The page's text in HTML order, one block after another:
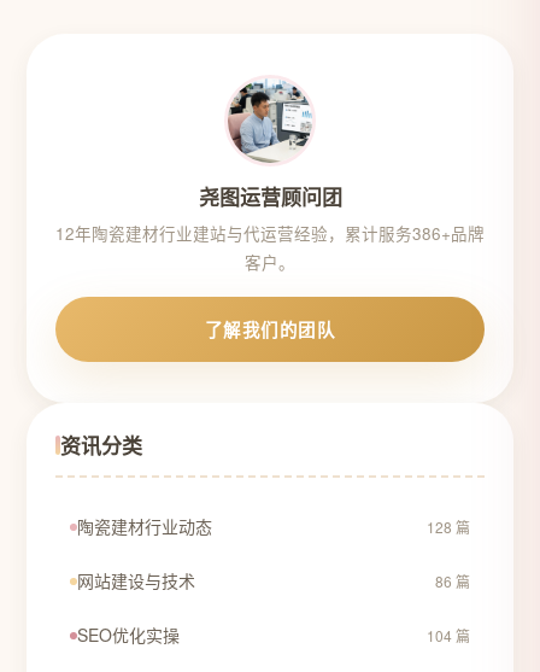
尧图运营顾问团
12年陶瓷建材行业建站与代运营经验，累计服务386+品牌
客户。
了解我们的团队
资讯分类
陶瓷建材行业动态 128 篇
网站建设与技术 86 篇
SEO优化实操 104 篇